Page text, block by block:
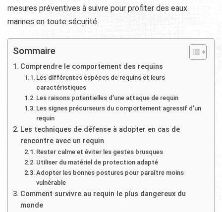
mesures préventives à suivre pour profiter des eaux
marines en toute sécurité.
Sommaire
Comprendre le comportement des requins
Les différentes espèces de requins et leurs
caractéristiques
Les raisons potentielles d’une attaque de requin
Les signes précurseurs du comportement agressif d’un
requin
Les techniques de défense à adopter en cas de
rencontre avec un requin
Rester calme et éviter les gestes brusques
Utiliser du matériel de protection adapté
Adopter les bonnes postures pour paraître moins
vulnérable
Comment survivre au requin le plus dangereux du
monde